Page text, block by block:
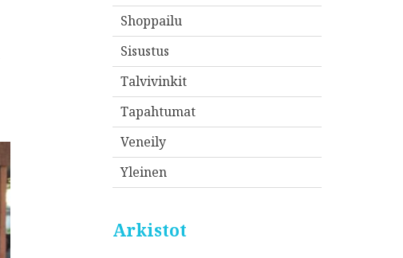
Shoppailu
Sisustus
Talvivinkit
Tapahtumat
Veneily
Yleinen
Arkistot